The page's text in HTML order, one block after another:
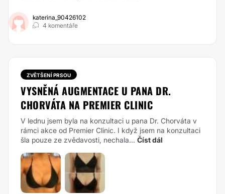
katerina_90426102
4 komentáře
ZVĚTŠENÍ PRSOU
VYSNĚNÁ AUGMENTACE U PANA DR.
CHORVÁTA NA PREMIER CLINIC
V lednu jsem byla na konzultaci u pana Dr. Chorváta v
rámci akce od Premier Clinic. I když jsem na konzultaci
šla pouze ze zvědavosti, nechala... Číst dál